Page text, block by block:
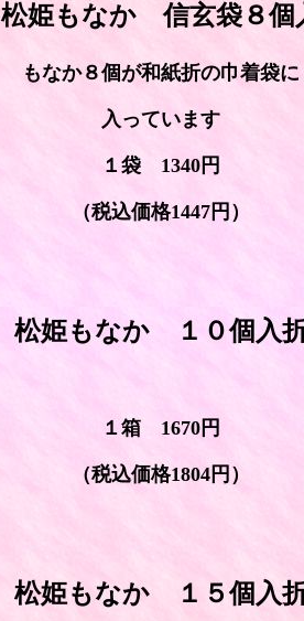
松姫もなか 信玄袋８個
もなか８個が和紙折の巾着袋に
入っています
１袋 1340円
（税込価格1447円）
松姫もなか １０個入
１箱 1670円
（税込価格1804円）
松姫もなか １５個入